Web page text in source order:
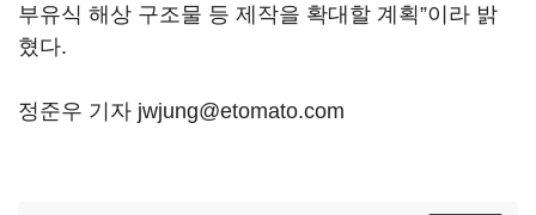
부유식 해상 구조물 등 제작을 확대할 계획”이라 밝
혔다.
정준우 기자 jwjung@etomato.com